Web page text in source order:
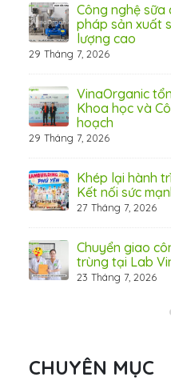
Công nghệ sữa
pháp sản xuất
lượng cao
29 Tháng 7, 2026
VinaOrganic
Khoa học và
hoạch
29 Tháng 7, 2026
Khép lại hành
Kết nối sức
27 Tháng 7, 2026
Chuyển giao
trùng tại Lab
23 Tháng 7, 2026
CHUYÊN MỤC